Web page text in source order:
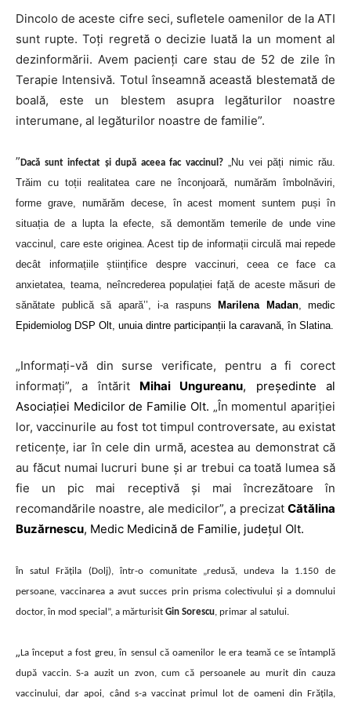
Dincolo de aceste cifre seci, sufletele oamenilor de la ATI
sunt rupte. Toți regretă o decizie luată la un moment al
dezinformării. Avem pacienți care stau de 52 de zile în
Terapie Intensivă. Totul înseamnă această blestemată de
boală, este un blestem asupra legăturilor noastre
interumane, al legăturilor noastre de familie”.
” Dacă sunt infectat și după aceea fac vaccinul?„Nu vei păți nimic rău.
Trăim cu toții realitatea care ne înconjoară, numărăm îmbolnăviri,
forme grave, numărăm decese, în acest moment suntem puși în
situația de a lupta la efecte, să demontăm temerile de unde vine
vaccinul, care este originea. Acest tip de informații circulă mai repede
decât informațiile științifice despre vaccinuri, ceea ce face ca
anxietatea, teama, neîncrederea populației față de aceste măsuri de
sănătate publică să apară’’, i-a raspuns
Marilena Madan, medic
Epidemiolog DSP Olt, unuia dintre participanții la caravană, în Slatina.
„Informați-vă din surse verificate, pentru a fi corect
informați”, a întărit Mihai Ungureanu, președinte al
Asociației Medicilor de Familie Olt. „În momentul apariției
lor, vaccinurile au fost tot timpul controversate, au existat
reticențe, iar în cele din urmă, acestea au demonstrat că
au făcut numai lucruri bune și ar trebui ca toată lumea să
fie un pic mai receptivă și mai încrezătoare în
recomandările noastre, ale medicilor”, a precizat Cătălina
Buzărnescu, Medic Medicină de Familie, județul Olt.
În satul Frățila (Dolj), într-o comunitate „redusă, undeva la 1.150 de
persoane, vaccinarea a avut succes prin prisma colectivului și a domnului
doctor, în mod special”, a mărturisit Gin Sorescu, primar al satului.
„La început a fost greu, în sensul că oamenilor le era teamă ce se întamplă
după vaccin. S-a auzit un zvon, cum că persoanele au murit din cauza
vaccinului, dar apoi, când s-a vaccinat primul lot de oameni din Frățila,